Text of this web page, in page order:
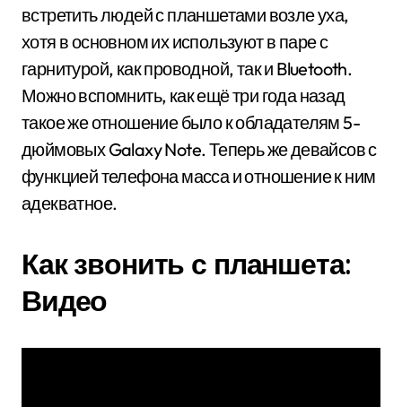
встретить людей с планшетами возле уха,
хотя в основном их используют в паре с
гарнитурой, как проводной, так и Bluetooth.
Можно вспомнить, как ещё три года назад
такое же отношение было к обладателям 5-
дюймовых Galaxy Note. Теперь же девайсов с
функцией телефона масса и отношение к ним
адекватное.
Как звонить с планшета:
Видео